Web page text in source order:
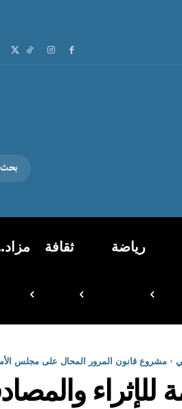
رياضة ثقافة
مشروع قانون المرور المحال على مجلس الأمة